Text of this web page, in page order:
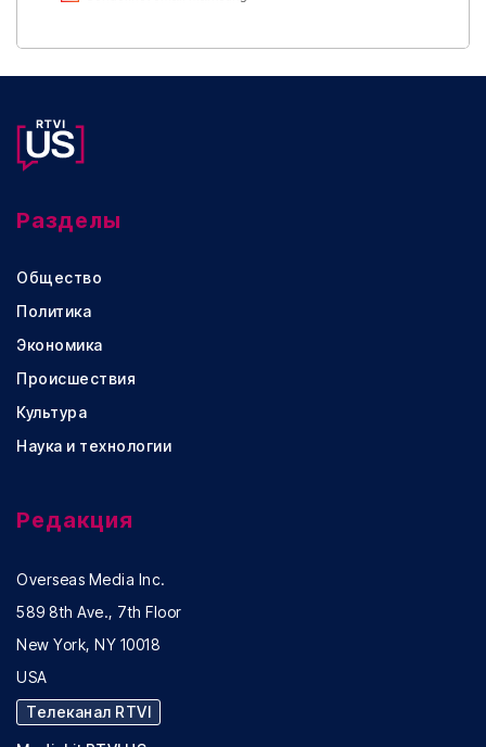
Разделы
Общество
Политика
Экономика
Происшествия
Культура
Наука и технологии
Редакция
Overseas Media Inc.
589 8th Ave., 7th Floor
New York, NY 10018
USA
Телеканал RTVI